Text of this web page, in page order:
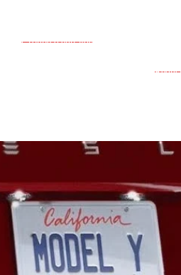
Groupe d'entraide